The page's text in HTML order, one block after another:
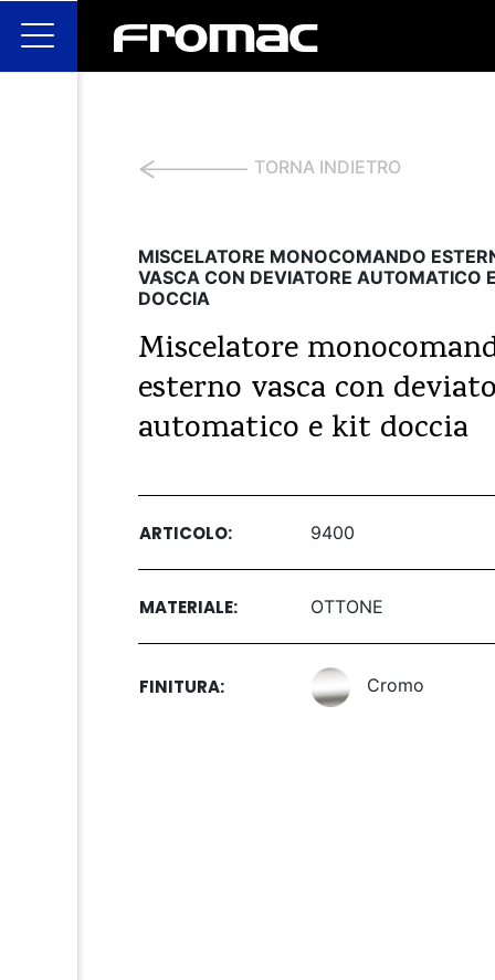
TORNA INDIETRO
MISCELATORE MONOCOMANDO
VASCA CON DEVIATORE AUTOMATICO
DOCCIA
Miscelatore
esterno vasca con
automatico e kit doccia
ARTICOLO: 9400
MATERIALE: OTTONE
FINITURA: Cromo